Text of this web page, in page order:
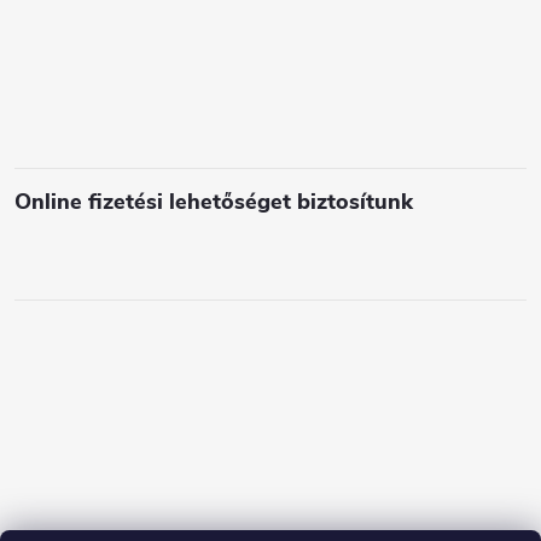
i
Online fizetési lehetőséget biztosítunk